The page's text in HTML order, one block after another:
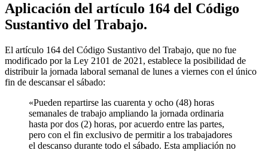
Aplicación del artículo 164 del Código
Sustantivo del Trabajo.
El artículo 164 del Código Sustantivo del Trabajo, que no fue
modificado por la Ley 2101 de 2021, establece la posibilidad de
distribuir la jornada laboral semanal de lunes a viernes con el único
fin de descansar el sábado:
«Pueden repartirse las cuarenta y ocho (48) horas
semanales de trabajo ampliando la jornada ordinaria
hasta por dos (2) horas, por acuerdo entre las partes,
pero con el fin exclusivo de permitir a los trabajadores
el descanso durante todo el sábado. Esta ampliación no